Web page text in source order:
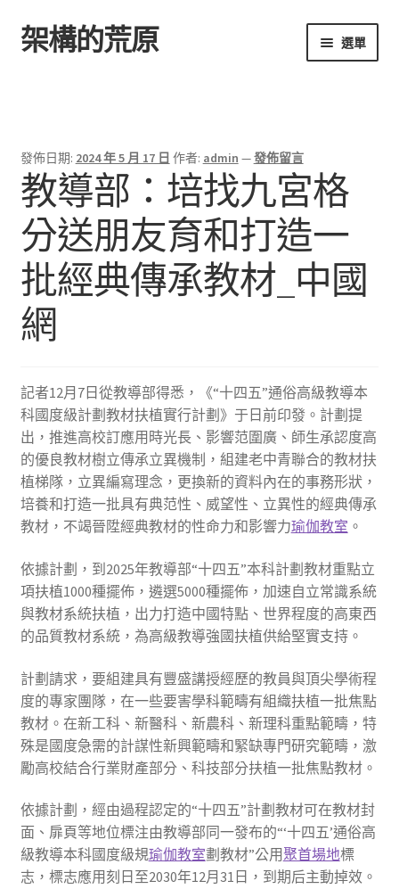
跳
至
跳
至
架構的荒原 選單
發佈日期: 2024 年 5 月 17 日 作者: admin —發佈留言
教導部：培找九宮格
分送朋友育和打造一
批經典傳承教材_中國
網
記者12月7日從教導部得悉，《“十四五”通俗高級教導本
科國度級計劃教材扶植實行計劃》于日前印發。計劃提
出，推進高校訂應用時光長、影響范圍廣、師生承認度高
的優良教材樹立傳承立異機制，組建老中青聯合的教材扶
植梯隊，立異編寫理念，更換新的資料內在的事務形狀，
培養和打造一批具有典范性、威望性、立異性的經典傳承
教材，不竭晉陞經典教材的性命力和影響力瑜伽教室 。
依據計劃，到2025年教導部“十四五”本科計劃教材重點立
項扶植1000種擺佈，遴選5000種擺佈，加速自立常識系統
與教材系統扶植，出力打造中國特點、世界程度的高東西
的品質教材系統，為高級教導強國扶植供給堅實支持。
計劃請求，要組建具有豐盛講授經歷的教員與頂尖學術程
度的專家團隊，在一些要害學科範疇有組織扶植一批焦點
教材。在新工科、新醫科、新農科、新理科重點範疇，特
殊是國度急需的計謀性新興範疇和緊缺專門研究範疇，激
勵高校結合行業財產部分、科技部分扶植一批焦點教材。
依據計劃，經由過程認定的“十四五”計劃教材可在教材封
面、扉頁等地位標注由教導部同一發布的“‘十四五’通俗高
級教導本科國度級規瑜伽教室劃教材”公用聚首場地標
志，標志應用刻日至2030年12月31日，到期后主動掉效。